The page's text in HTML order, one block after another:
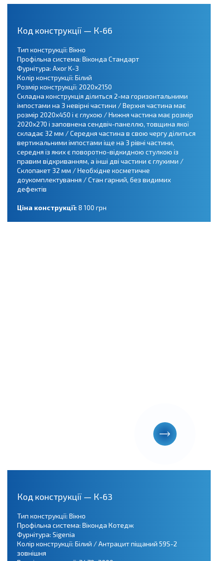
Код конструкції — К-66
Тип конструкції: Вікно
Профільна система: Віконда Стандарт
Фурнітура: Axor K-3
Колір конструкції: Білий
Розмір конструкції: 2020х2150
Складна конструкція ділиться 2-ма горизонтальними
імпостами на 3 невірні частини / Верхня частина має
розмір 2020х450 і є глухою / Нижня частина має розмір
2020х270 і заповнена сендвіч-панеллю, товщина якої
складає 32 мм / Середня частина в свою чергу ділиться
вертикальними імпостами іще на 3 рівні частини,
середня із яких є поворотно-відкидною стулкою із
правим відкриванням, а інші дві частини є глухими /
Склопакет 32 мм / Необхідне косметичне
доукомплектування / Стан гарний, без видимих
дефектів
Ціна конструкції: 8 100 грн
Код конструкції — К-63
Тип конструкції: Вікно
Профільна система: Віконда Котедж
Фурнітура: Sigenia
Колір конструкції: Білий / Антрацит піщаний 59S-2
зовнішня